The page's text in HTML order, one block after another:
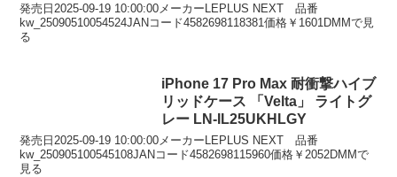
発売日2025-09-19 10:00:00メーカーLEPLUS NEXT 品番
kw_25090510054524JANコード4582698118381価格￥1601DMMで見
る
iPhone 17 Pro Max 耐衝撃ハイブ
リッドケース 「Velta」 ライトグ
レー LN-IL25UKHLGY
発売日2025-09-19 10:00:00メーカーLEPLUS NEXT 品番
kw_250905100545108JANコード4582698115960価格￥2052DMMで
見る